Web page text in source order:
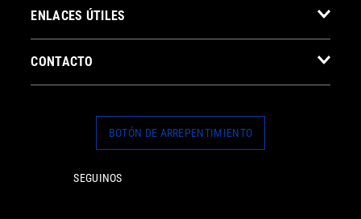
ENLACES ÚTILES
CONTACTO
BOTÓN DE ARREPENTIMIENTO
SEGUINOS